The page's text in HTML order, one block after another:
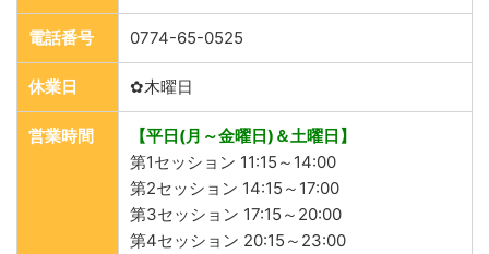
電話番号 0774-65-0525
休業日 ✿木曜日
営業時間
【平日(月～金曜日)＆土曜日】
第1セッション 11:15～14:00
第2セッション 14:15～17:00
第3セッション 17:15～20:00
第4セッション 20:15～23:00